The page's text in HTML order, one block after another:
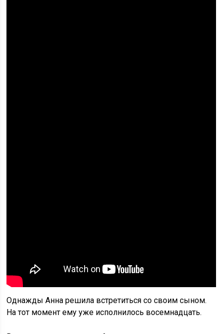
Однажды Анна решила встретиться со своим сыном.
На тот момент ему уже исполнилось восемнадцать.